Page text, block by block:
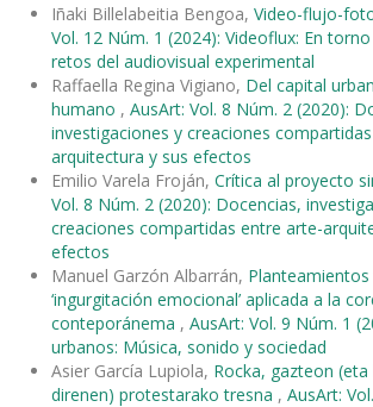
Iñaki Billelabeitia Bengoa, Video-flujo-
Vol. 12 Núm. 1 (2024): Videoflux: En
retos del audiovisual experimental
Raffaella Regina Vigiano, Del capital
humano , AusArt: Vol. 8 Núm. 2 (2020):
investigaciones y creaciones
arquitectura y sus efectos
Emilio Varela Froján, Crítica al proyecto
Vol. 8 Núm. 2 (2020): Docencias,
creaciones compartidas entre arte-
efectos
Manuel Garzón Albarrán,
‘ingurgitación emocional’ aplicada a la
conteporánema , AusArt: Vol. 9 Núm. 1
urbanos: Música, sonido y sociedad
Asier García Lupiola, Rocka, gazteon
direnen) protestarako tresna , AusArt: